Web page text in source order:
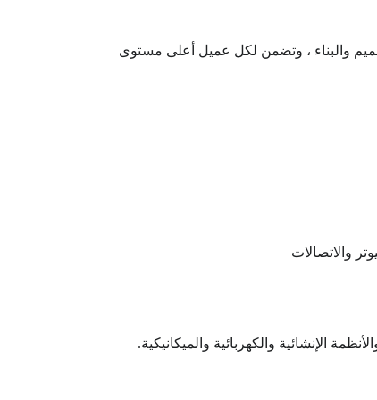
والبناء ، وتضمن لكل عميل أعلى مستوى
والاتصالات
الإنشائية والكهربائية والميكانيكية.